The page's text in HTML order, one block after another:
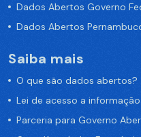
Dados Abertos Governo
Dados Abertos
Saiba mais
O que são dados abertos?
Lei de acesso a informação
Parceria para Governo